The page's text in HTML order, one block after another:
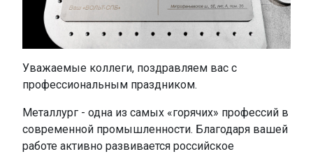
Уважаемые коллеги, поздравляем вас с
профессиональным праздником.
Металлург - одна из самых «горячих» профессий в
современной промышленности. Благодаря вашей
работе активно развивается российское